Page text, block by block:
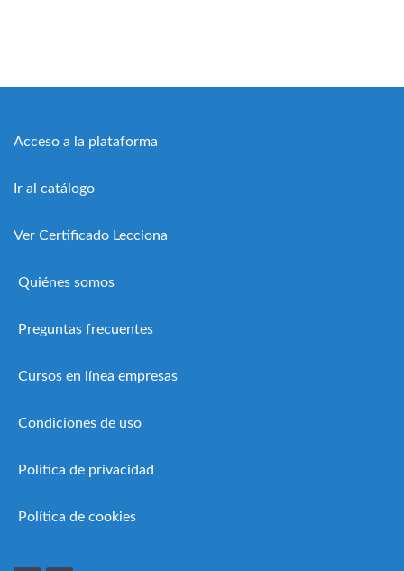
Acceso a la plataforma
Ir al catálogo
Ver Certificado Lecciona
Quiénes somos
Preguntas frecuentes
Cursos en línea empresas
Condiciones de uso
Política de privacidad
Política de cookies